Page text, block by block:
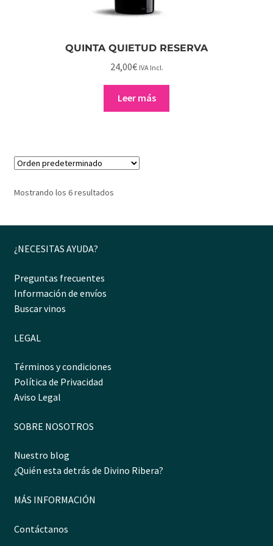
QUINTA QUIETUD RESERVA
24,00€ IVA Incl.
Leer más
Mostrando los 6 resultados
¿NECESITAS AYUDA?
Preguntas frecuentes
Información de envíos
Buscar vinos
LEGAL
Términos y condiciones
Política de Privacidad
Aviso Legal
SOBRE NOSOTROS
Nuestro blog
¿Quién esta detrás de Divino Ribera?
MÁS INFORMACIÓN
Contáctanos